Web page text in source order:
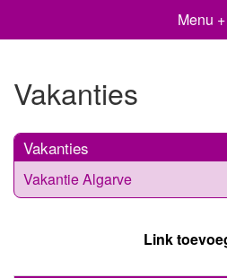
Menu +
Vakanties
Vakanties
Vakantie Algarve
Link